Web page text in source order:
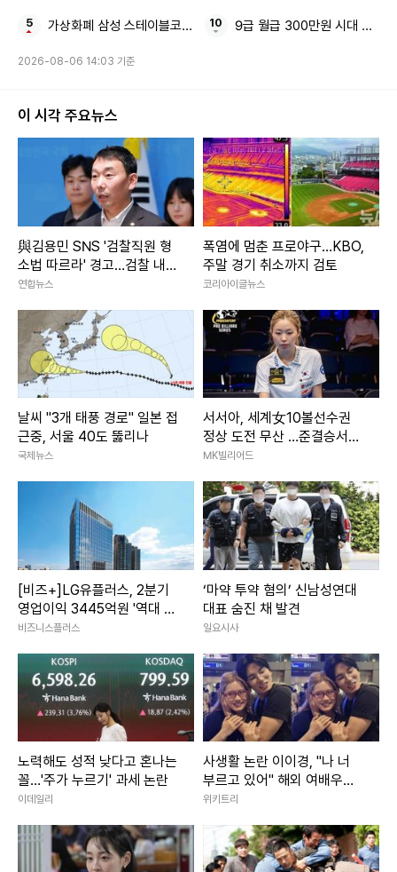
가상화폐 삼성 스테이블코인 9급 월급 300만원 시대 공무
2026-08-06 14:03 기준
이 시각 주요뉴스
與김용민 SNS '검찰직원 형
소법 따르라' 경고…검찰 내부
망 부글
연합뉴스
폭염에 멈춘 프로야구…KBO,
주말 경기 취소까지 검토
코리아이글뉴스
날씨 "3개 태풍 경로" 일본 접
근중, 서울 40도 뚫리나
국제뉴스
서서아, 세계女10볼선수권
정상 도전 무산 …준결승서
‘디펜딩챔프’ 체즈카에 석패
MK빌리어드
[비즈+]LG유플러스, 2분기
영업이익 3445억원 '역대 최
대'…AIDC·B2B 호실적 견인
비즈니스플러스
‘마약 투약 혐의’ 신남성연대
대표 숨진 채 발견
일요시사
노력해도 성적 낮다고 혼나는
꼴…'주가 누르기' 과세 논란
이데일리
사생활 논란 이이경, "나 너
부르고 있어" 해외 여배우와
스킨십 근황 포착
위키트리